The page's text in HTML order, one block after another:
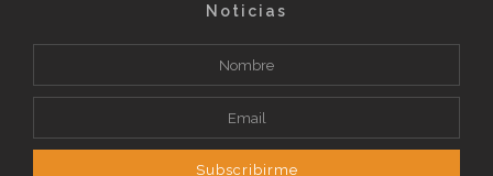
Noticias